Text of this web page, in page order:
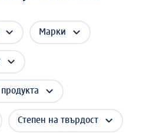
Марки
Степен на твърдост